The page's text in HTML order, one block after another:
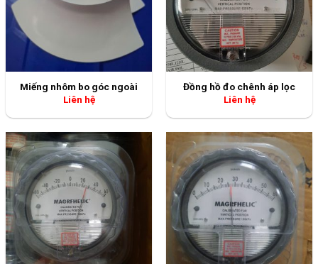
Miếng nhôm bo góc ngoài
Liên hệ
Đồng hồ đo chênh áp lọc
Liên hệ